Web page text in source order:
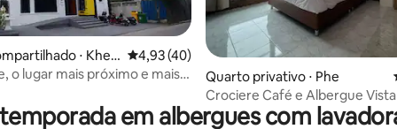
de 5, 100 avaliações
⋅ Khet
4,93 de uma avaliação média de 5, 40
4,93 (40)
o lugar mais próximo e mais
Quarto privativo ⋅ Phe
Crociere Café e Albergue Vista
em albergues com